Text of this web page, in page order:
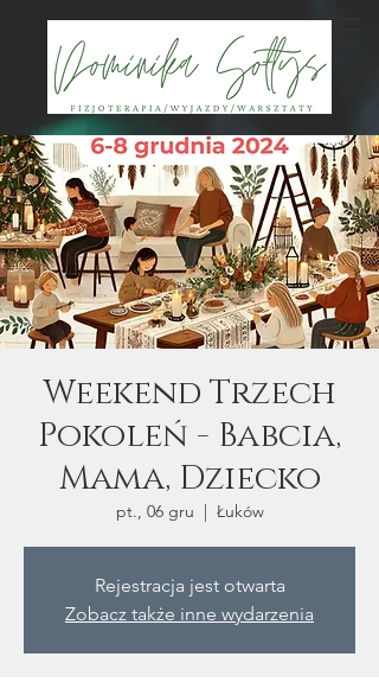
Weekend Trzech
Pokoleń - Babcia,
Mama, Dziecko
pt., 06 gru
  |
Łuków
Rejestracja jest otwarta
Zobacz także inne wydarzenia